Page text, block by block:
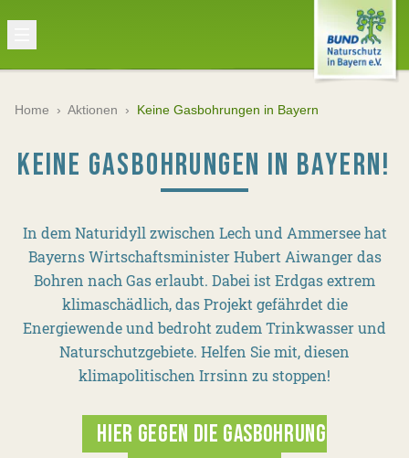
Home › Aktionen › Keine Gasbohrungen in Bayern
KEINE GASBOHRUNGEN IN BAYERN!
In dem Naturidyll zwischen Lech und Ammersee hat
Bayerns Wirtschaftsminister Hubert Aiwanger das
Bohren nach Gas erlaubt. Dabei ist Erdgas extrem
klimaschädlich, das Projekt gefährdet die
Energiewende und bedroht zudem Trinkwasser und
Naturschutzgebiete. Helfen Sie mit, diesen
klimapolitischen Irrsinn zu stoppen!
HIER GEGEN DIE GASBOHRUNG